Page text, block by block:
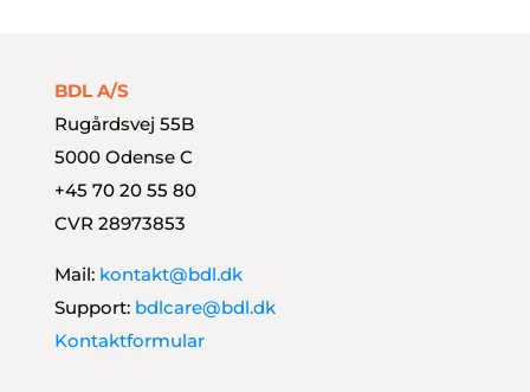
BDL A/S
Rugårdsvej 55B
5000 Odense C
+45 70 20 55 80
CVR 28973853
Mail: kontakt@bdl.dk
Support: bdlcare@bdl.dk
Kontaktformular